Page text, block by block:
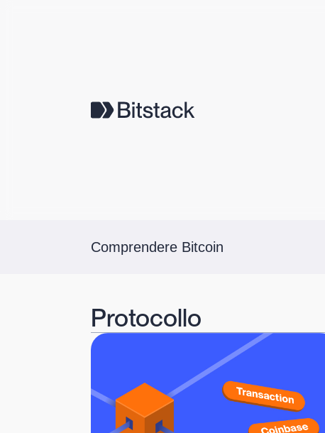
Comprendere Bitcoin
Protocollo